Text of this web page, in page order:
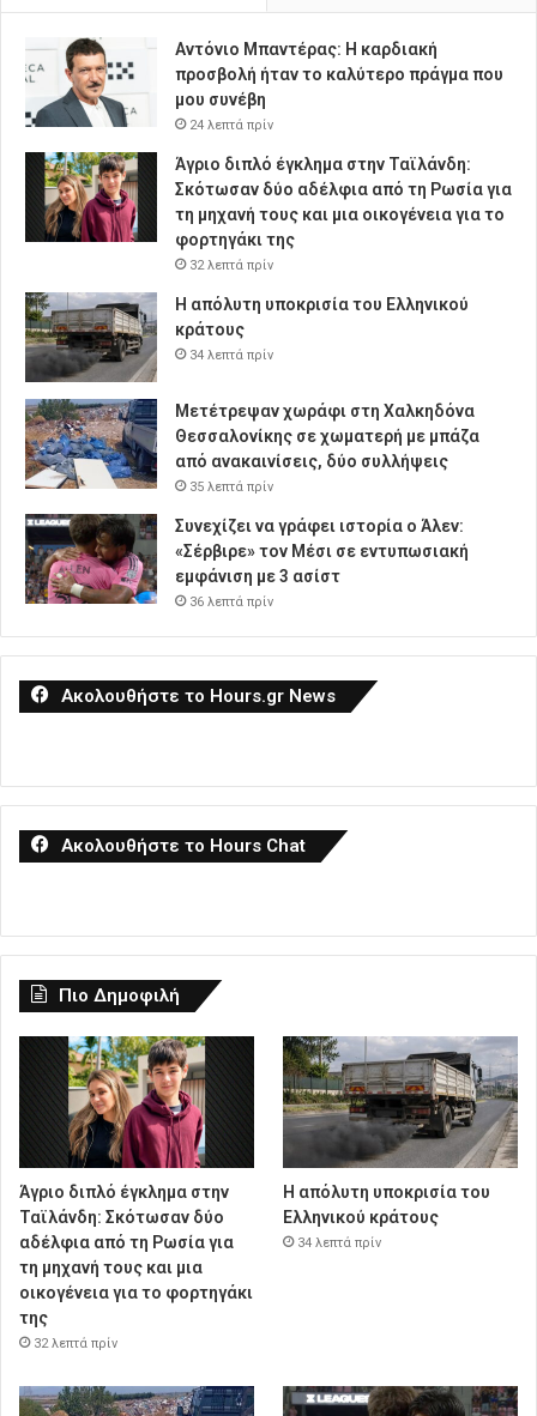
Αντόνιο Μπαντέρας: Η καρδιακή
προσβολή ήταν το καλύτερο πράγμα που
μου συνέβη
24 λεπτά πρίν
Άγριο διπλό έγκλημα στην Ταϊλάνδη:
Σκότωσαν δύο αδέλφια από τη Ρωσία για
τη μηχανή τους και μια οικογένεια για το
φορτηγάκι της
32 λεπτά πρίν
Η απόλυτη υποκρισία του Ελληνικού
κράτους
34 λεπτά πρίν
Μετέτρεψαν χωράφι στη Χαλκηδόνα
Θεσσαλονίκης σε χωματερή με μπάζα
από ανακαινίσεις, δύο συλλήψεις
35 λεπτά πρίν
Συνεχίζει να γράφει ιστορία ο Άλεν:
«Σέρβιρε» τον Μέσι σε εντυπωσιακή
εμφάνιση με 3 ασίστ
36 λεπτά πρίν
Ακολουθήστε το Hours.gr News
Ακολουθήστε το Hours Chat
Πιο Δημοφιλή
Άγριο διπλό έγκλημα στην
Ταϊλάνδη: Σκότωσαν δύο
αδέλφια από τη Ρωσία για
τη μηχανή τους και μια
οικογένεια για το φορτηγάκι
της
32 λεπτά πρίν
Η απόλυτη υποκρισία του
Ελληνικού κράτους
34 λεπτά πρίν